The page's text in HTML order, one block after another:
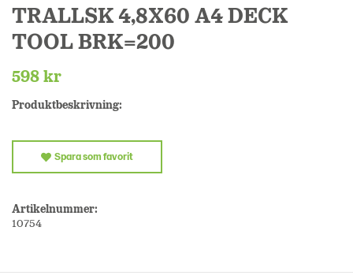
TRALLSK 4,8X60 A4 DECK
TOOL BRK=200
598 kr
Produktbeskrivning:
Spara som favorit
Artikelnummer:
10754